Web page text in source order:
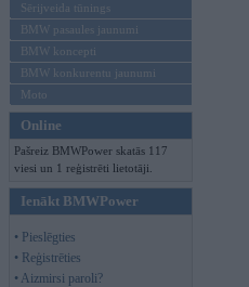
Sērijveida tūnings
BMW pasaules jaunumi
BMW koncepti
BMW konkurentu jaunumi
Moto
Online
Pašreiz BMWPower skatās 117
viesi un 1 reģistrēti lietotāji.
Ienākt BMWPower
• Pieslēgties
• Reģistrēties
• Aizmirsi paroli?